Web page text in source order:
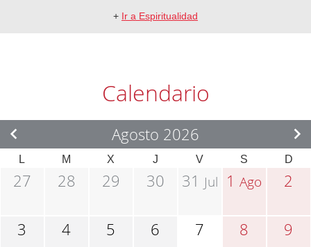
+ Ir a Espiritualidad
Calendario
Agosto 2026
L M X J V S D
27 28 29 30 31 Jul 1Ago 2
3 4 5 6 7 8 9